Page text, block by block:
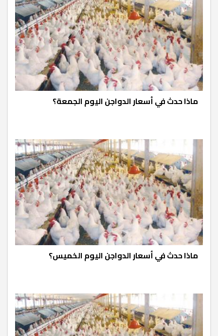
ماذا حدث في أسعار الدواجن اليوم الجمعة؟
ماذا حدث في أسعار الدواجن اليوم الخميس؟